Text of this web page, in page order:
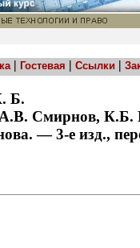
| Гостевая | Ссылки |
Б.
Смирнов, К.Б.
— 3-е изд.,